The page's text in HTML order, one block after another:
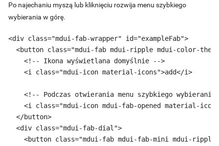
Po najechaniu myszą lub kliknięciu rozwija menu szybkiego
wybierania w górę.
<div class="mdui-fab-wrapper" id="exampleFab">
<button class="mdui-fab mdui-ripple mdui-color-
    <!-- Ikona wyświetlana domyślnie -->
    <i class="mdui-icon material-icons">add</i>
<!-- Podczas otwierania menu szybkiego
<i class="mdui-icon mdui-fab-opened material-
  </button>
  <div class="mdui-fab-dial">
<button class="mdui-fab mdui-fab-mini mdui-ripple